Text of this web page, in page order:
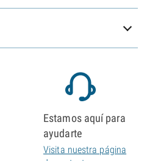
Estamos aquí para
ayudarte
Visita nuestra página